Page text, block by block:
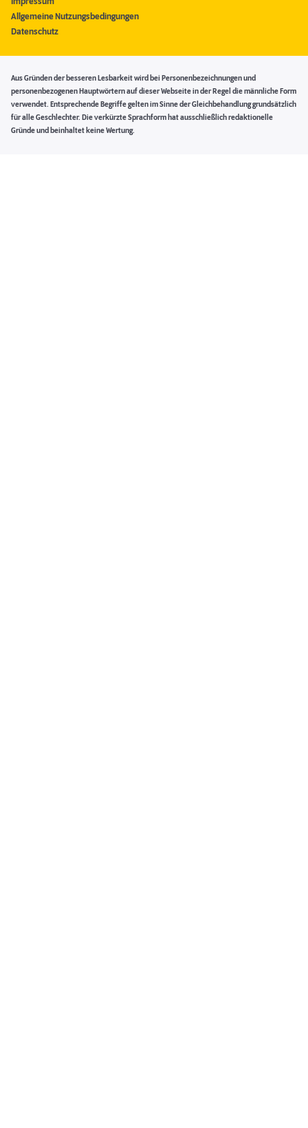
Allgemeine Nutzungsbedingungen
Datenschutz
Aus Gründen der besseren Lesbarkeit wird bei Personenbezeichnungen und
personenbezogenen Hauptwörtern auf dieser Webseite in der Regel die männliche Form
verwendet. Entsprechende Begriffe gelten im Sinne der Gleichbehandlung grundsätzlich
für alle Geschlechter. Die verkürzte Sprachform hat ausschließlich redaktionelle
Gründe und beinhaltet keine Wertung.